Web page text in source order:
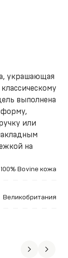
украшающая
выполнена
форму,
или
на
100% Bovine кожа
Великобритания